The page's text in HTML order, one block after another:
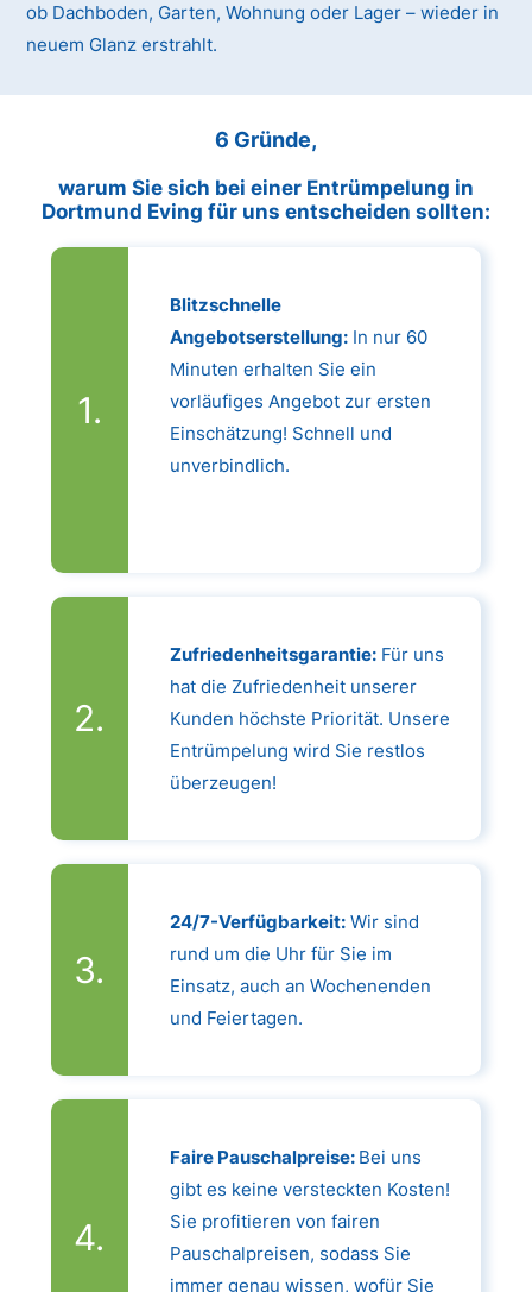
ob Dachboden, Garten, Wohnung oder Lager – wieder in
neuem Glanz erstrahlt.
6 Gründe,
warum Sie sich bei einer Entrümpelung in
Dortmund Eving für uns entscheiden sollten:
Blitzschnelle
Angebotserstellung:In nur 60
Minuten erhalten Sie ein
vorläufiges Angebot zur ersten
Einschätzung! Schnell und
unverbindlich.
Zufriedenheitsgarantie:Für uns
hat die Zufriedenheit unserer
Kunden höchste Priorität. Unsere
Entrümpelung wird Sie restlos
überzeugen!
24/7-Verfügbarkeit:Wir sind
rund um die Uhr für Sie im
Einsatz, auch an Wochenenden
und Feiertagen.
Faire Pauschalpreise: Bei uns
gibt es keine versteckten Kosten!
Sie profitieren von fairen
Pauschalpreisen, sodass Sie
immer genau wissen, wofür Sie